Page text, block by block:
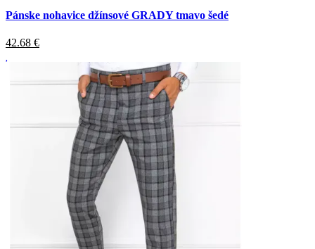
Pánske nohavice džínsové GRADY tmavo šedé
42.68 €